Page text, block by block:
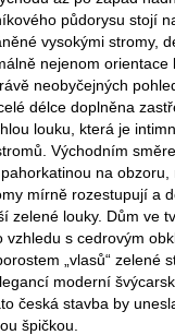
půdorysu stojí
vysokými stromy,
nejenom orientace
neobyčejných
délce doplněna
louku, která je
Východním
na
mírně rozestupují a
zelené louky. Dům ve
vzhledu s cedrovým
„vlasů“ zelené
moderní
česká stavba by
špičkou.